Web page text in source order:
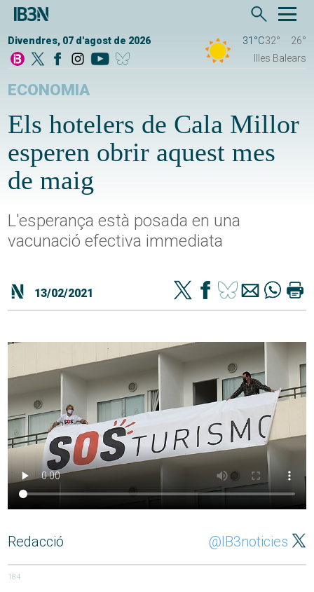
Divendres, 07 d'agost de 2026 31°C32°
26°
Illes Balears
ECONOMIA
Els hotelers de Cala Millor
esperen obrir aquest mes
de maig
L'esperança està posada en una
vacunació efectiva immediata
13/02/2021
Redacció @IB3noticies
184